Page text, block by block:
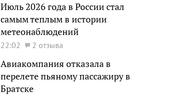
Июль 2026 года в России стал
самым теплым в истории
метеонаблюдений
22:02 2 отзыва
Авиакомпания отказала в
перелете пьяному пассажиру в
Братске